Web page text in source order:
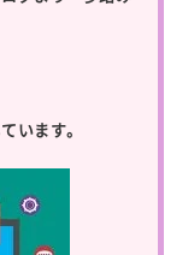
います。